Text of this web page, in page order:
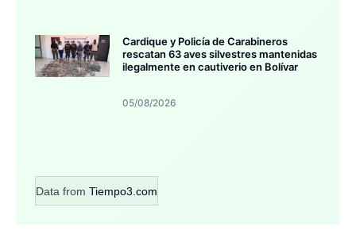
Cardique y Policía de Carabineros
rescatan 63 aves silvestres mantenidas
ilegalmente en cautiverio en Bolívar
05/08/2026
Data from Tiempo3.com